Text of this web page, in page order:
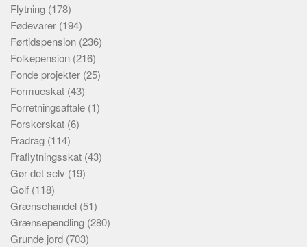
Flytning (178)
Fødevarer (194)
Førtidspension (236)
Folkepension (216)
Fonde projekter (25)
Formueskat (43)
Forretningsaftale (1)
Forskerskat (6)
Fradrag (114)
Fraflytningsskat (43)
Gør det selv (19)
Golf (118)
Grænsehandel (51)
Grænsependling (280)
Grunde jord (703)